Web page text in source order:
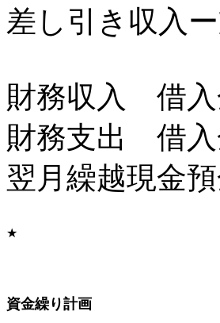
差し引き収入
財務収入 借
財務支出 借入
翌月繰越現金
★
資金繰り計画